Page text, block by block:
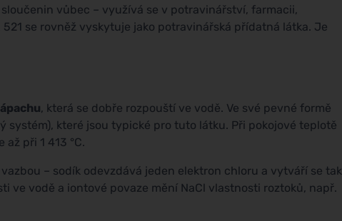
vůbec – využívá se v potravinářství, farmacii,
se rovněž vyskytuje jako potravinářská přídatná látka. Je
, která se dobře rozpouští ve vodě. Ve své pevné formě
které jsou typické pro tuto látku. Při pokojové teplotě
při 1 413 °C.
– sodík odevzdává jeden elektron chloru a vytváří se tak
ve vodě a iontové povaze mění NaCl vlastnosti roztoků, např.